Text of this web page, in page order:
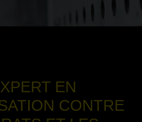
EN
CONTRE